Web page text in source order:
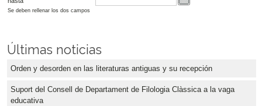
Se deben rellenar los dos campos
Últimas noticias
Orden y desorden en las literaturas antiguas y su recepción
Suport del Consell de Departament de Filologia Clàssica a la vaga
educativa